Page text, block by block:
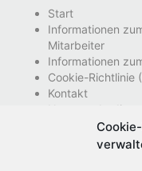
Start
Informationen
Mitarbeiter
Informationen
Cookie-Richtlinie
Kontakt
Impressum